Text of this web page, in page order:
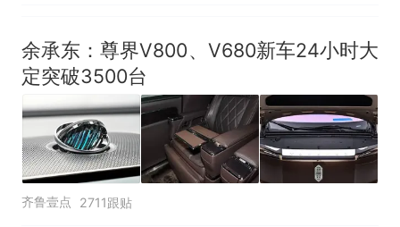
余承东：尊界V800、V680新车24小时大
定突破3500台
齐鲁壹点 2711跟贴